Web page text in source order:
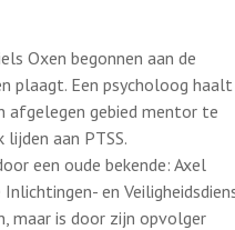
Oxen begonnen aan de
plaagt. Een psycholoog
afgelegen gebied mentor te
aan PTSS.
een oude bekende: Axel
en
maar is door zijn opvolger